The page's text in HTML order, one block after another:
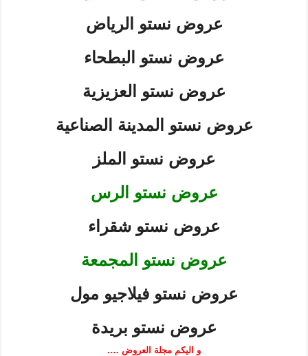
عروض نستو الرياض
عروض نستو البطحاء
عروض نستو العزيزية
عروض نستو المدينة الصناعية
عروض نستو الملز
عروض نستو الرس
عروض نستو شقراء
عروض نستو المجمعة
عروض نستو فيلاجيو مول
عروض نستو بريدة
و اليكم مجلة العروض ….